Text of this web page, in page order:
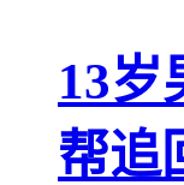
13岁
帮追